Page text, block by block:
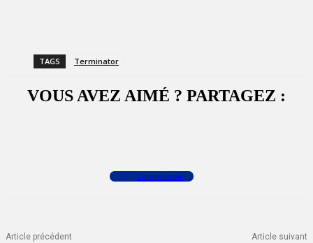
TAGS Terminator
VOUS AVEZ AIMÉ ? PARTAGEZ :
Commenter
Article précédent Article suivant